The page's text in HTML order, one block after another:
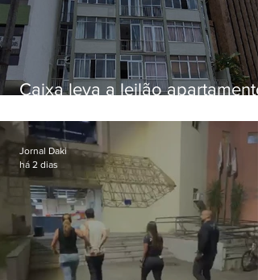
Caixa leva a leilão apartamento
Botafogo
Jornal Daki
há 2 dias